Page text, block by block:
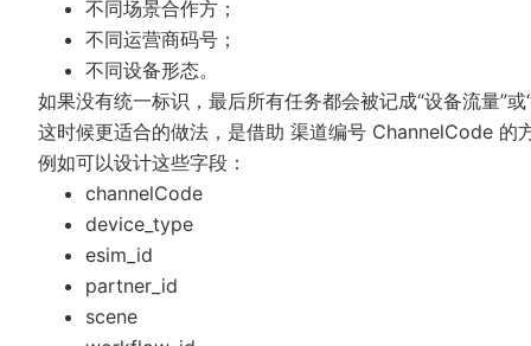
不同场景合作方；
不同运营商码号；
不同设备形态。
如果没有统一标识，最后所有任务都会被记成“设备流量”
这时候更适合的做法，是借助 渠道编号 ChannelCode 的
例如可以设计这些字段：
channelCode
device_type
esim_id
partner_id
scene